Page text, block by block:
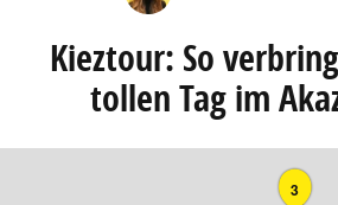
Kieztour: So
tollen Tag im
3